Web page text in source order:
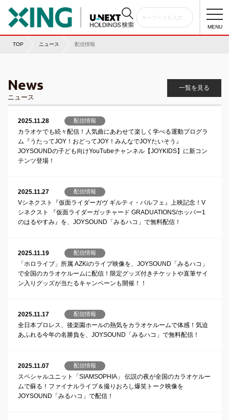
MENU
TOP ニュース 配信情報
News
ニュース
一覧を見る
2025.11.28 配信情報
カラオケでも続々配信！人気曲にあわせて楽しく学べる運動プログラ
ム『うたってJOY！おどってJOY！みんなでJOYたいそう』
JOYSOUNDの子ども向けYouTubeチャンネル【JOYKIDS】に新コン
テンツ登場！
2025.11.27 配信情報
Vシネクスト『仮面ライダーガヴ ギルティ・パルフェ』上映記念！V
シネクスト 『仮面ライダーガッチャード GRADUATIONS/ホッパー1
のはるやすみ』を、JOYSOUND「みるハコ」で無料配信！
2025.11.19 配信情報
「ホロライブ」所属 AZKiのライブ映像を、JOYSOUND「みるハコ」
で全国のカラオケルームに配信！限定グッズ付きチケットや直筆サイ
ン入りグッズが当たるキャンペーンも開催！！
2025.11.17 配信情報
全日本プロレス、後楽園ホールの熱気をカラオケルームで体感！気迫
あふれる今年の名勝負を、JOYSOUND「みるハコ」で無料配信！
2025.11.07 配信情報
スペシャルユニット「SIAMSOPHIA」 伝説の夜が全国のカラオケルー
ムで蘇る！ファイナルライブ＆撮りおろし爆笑トーク映像を
JOYSOUND「みるハコ」で配信！